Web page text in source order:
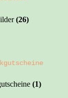
(26)
(1)